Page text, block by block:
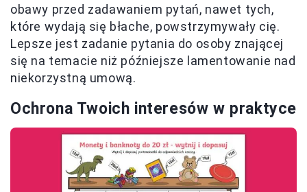
obawy przed zadawaniem pytań, nawet tych,
które wydają się błache, powstrzymywały cię.
Lepsze jest zadanie pytania do osoby znającej
się na temacie niż późniejsze lamentowanie nad
niekorzystną umową.
Ochrona Twoich interesów w praktyce